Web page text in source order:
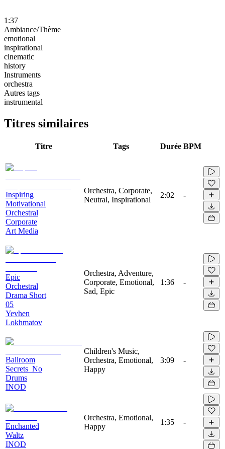
1:37
Ambiance/Thème
emotional
inspirational
cinematic
history
Instruments
orchestra
Autres tags
instrumental
Titres similaires
Titre Tags Durée BPM
Inspiring
Motivational
Orchestral
Corporate
Art Media
Orchestra, Corporate,
Neutral, Inspirational
2:02 -
Epic
Orchestral
Drama Short
05
Yevhen
Lokhmatov
Orchestra, Adventure,
Corporate, Emotional,
Sad, Epic
1:36 -
Ballroom
Secrets_No
Drums
INOD
Children's Music,
Orchestra, Emotional,
Happy
3:09 -
Enchanted
Waltz
INOD
Orchestra, Emotional,
Happy
1:35 -